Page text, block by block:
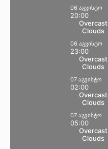
06 აგვისტო
20:00
Overcast
Clouds
06 აგვისტო
23:00
Overcast
Clouds
07 აგვისტო
02:00
Overcast
Clouds
07 აგვისტო
05:00
Overcast
Clouds